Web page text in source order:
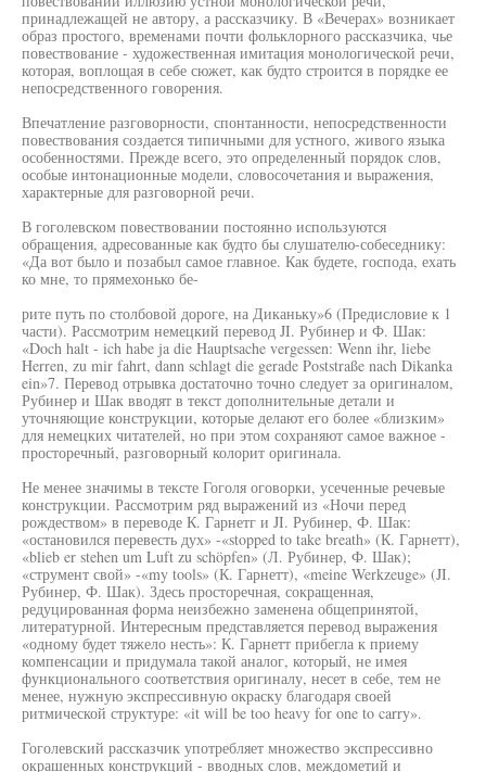
принадлежащей не автору, а рассказчику. В «Вечерах» возникает
образ простого, временами почти фольклорного рассказчика, чье
повествование - художественная имитация монологической речи,
которая, воплощая в себе сюжет, как будто строится в порядке ее
непосредственного говорения.
Впечатление разговорности, спонтанности, непосредственности
повествования создается типичными для устного, живого языка
особенностями. Прежде всего, это определенный порядок слов,
особые интонационные модели, словосочетания и выражения,
характерные для разговорной речи.
В гоголевском повествовании постоянно используются
обращения, адресованные как будто бы слушателю-собеседнику:
«Да вот было и позабыл самое главное. Как будете, господа, ехать
ко мне, то прямехонько бе-
рите путь по столбовой дороге, на Диканьку»6 (Предисловие к 1
части). Рассмотрим немецкий перевод JI. Рубинер и Ф. Шак:
«Doch halt - ich habe ja die Hauptsache vergessen: Wenn ihr, liebe
Herren, zu mir fahrt, dann schlagt die gerade Poststraße nach Dikanka
ein»7. Перевод отрывка достаточно точно следует за оригиналом,
Рубинер и Шак вводят в текст дополнительные детали и
уточняющие конструкции, которые делают его более «близким»
для немецких читателей, но при этом сохраняют самое важное -
просторечный, разговорный колорит оригинала.
Не менее значимы в тексте Гоголя оговорки, усеченные речевые
конструкции. Рассмотрим ряд выражений из «Ночи перед
рождеством» в переводе К. Гарнетг и JI. Рубинер, Ф. Шак:
«остановился перевесть дух» -«stopped to take breath» (К. Гарнетт),
«blieb er stehen um Luft zu schöpfen» (Л. Рубинер, Ф. Шак);
«струмент свой» -«my tools» (К. Гарнетт), «meine Werkzeuge» (JI.
Рубинер, Ф. Шак). Здесь просторечная, сокращенная,
редуцированная форма неизбежно заменена общепринятой,
литературной. Интересным представляется перевод выражения
«одному будет тяжело несть»: К. Гарнетт прибегла к приему
компенсации и придумала такой аналог, который, не имея
функционального соответствия оригиналу, несет в себе, тем не
менее, нужную экспрессивную окраску благодаря своей
ритмической структуре: «it will be too heavy for one to carry».
Гоголевский рассказчик употребляет множество экспрессивно
окрашенных конструкций - вводных слов, междометий и